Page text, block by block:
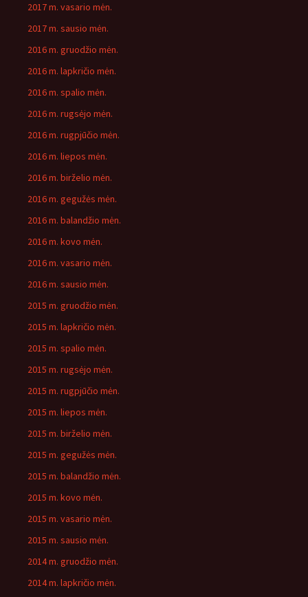
2017 m. vasario mėn.
2017 m. sausio mėn.
2016 m. gruodžio mėn.
2016 m. lapkričio mėn.
2016 m. spalio mėn.
2016 m. rugsėjo mėn.
2016 m. rugpjūčio mėn.
2016 m. liepos mėn.
2016 m. birželio mėn.
2016 m. gegužės mėn.
2016 m. balandžio mėn.
2016 m. kovo mėn.
2016 m. vasario mėn.
2016 m. sausio mėn.
2015 m. gruodžio mėn.
2015 m. lapkričio mėn.
2015 m. spalio mėn.
2015 m. rugsėjo mėn.
2015 m. rugpjūčio mėn.
2015 m. liepos mėn.
2015 m. birželio mėn.
2015 m. gegužės mėn.
2015 m. balandžio mėn.
2015 m. kovo mėn.
2015 m. vasario mėn.
2015 m. sausio mėn.
2014 m. gruodžio mėn.
2014 m. lapkričio mėn.